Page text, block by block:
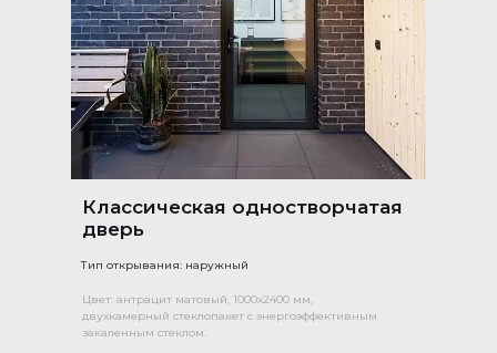
Классическая одностворчатая
дверь
Тип открывания: наружный
Цвет: антрацит матовый, 1000х2400 мм,
двухкамерный стеклопакет с энергоэффективным
закаленным стеклом.